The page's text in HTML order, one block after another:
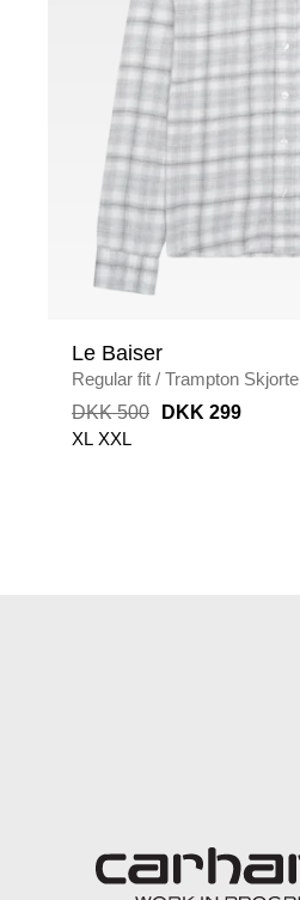
Le Baiser
Regular fit / Trampton Skjorte
DKK 500
DKK 299
XL XXL